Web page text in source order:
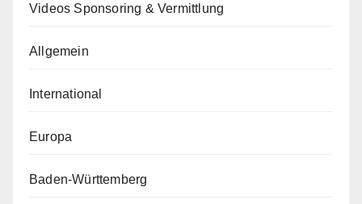
Videos Sponsoring & Vermittlung
Allgemein
International
Europa
Baden-Württemberg